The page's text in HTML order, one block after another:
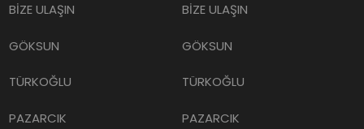
BİZE ULAŞIN
GÖKSUN
TÜRKOĞLU
PAZARCIK
BİZE ULAŞIN
GÖKSUN
TÜRKOĞLU
PAZARCIK